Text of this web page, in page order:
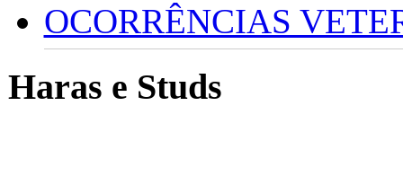
OCORRÊNCIAS
Haras e Studs